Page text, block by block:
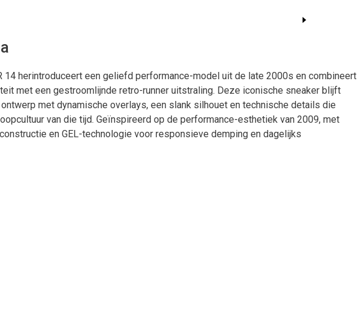
14 herintroduceert een geliefd performance-model uit de late 2000s en combineert
met een gestroomlijnde retro-runner uitstraling. Deze iconische sneaker blijft
met dynamische overlays, een slank silhouet en technische details die
van die tijd. Geïnspireerd op de performance-esthetiek van 2009, met
en GEL-technologie voor responsieve demping en dagelijks